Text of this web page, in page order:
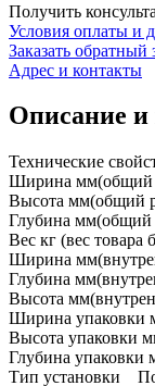
Получить
Условия оплаты и
Заказать обратный
Адрес и контакты
Описание и
Технические
Ширина
Высота мм(общий
Глубина
Вес кг (вес
Ширина
Глубина
Высота
Ширина
Высота упаковки
Глубина
Тип установки